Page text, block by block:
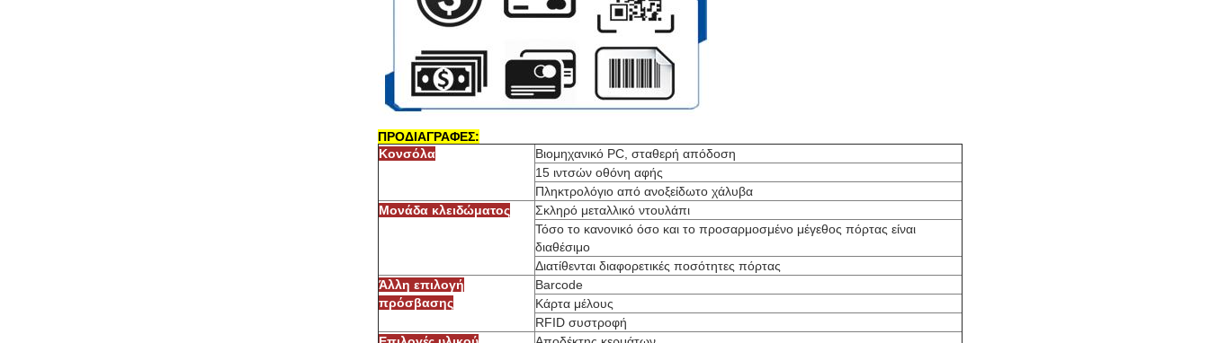
ΠΡΟΔΙΑΓΡΑΦΕΣ:
Κονσόλα
Βιομηχανικό PC, σταθερή απόδοση
15 ιντσών οθόνη αφής
Πληκτρολόγιο από ανοξείδωτο χάλυβα
Μονάδα κλειδώματος
Σκληρό μεταλλικό ντουλάπι
Τόσο το κανονικό όσο και το προσαρμοσμένο μέγεθος πόρτας είναι
διαθέσιμο
Διατίθενται διαφορετικές ποσότητες πόρτας
Άλλη επιλογή
πρόσβασης
Barcode
Κάρτα μέλους
RFID συστροφή